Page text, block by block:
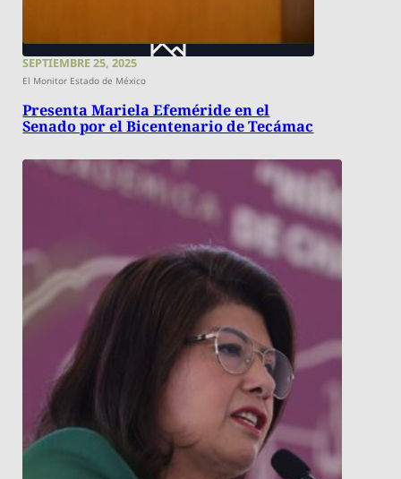
SEPTIEMBRE 25, 2025
El Monitor Estado de México
Presenta Mariela Efeméride en el
Senado por el Bicentenario de Tecámac